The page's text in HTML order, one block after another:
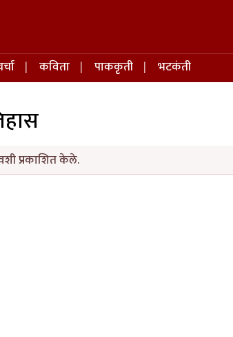
कविता पाककृती
भटकंती
प्रकाशित केले.